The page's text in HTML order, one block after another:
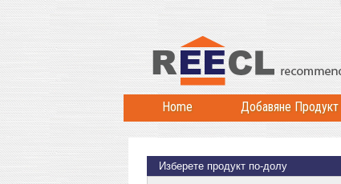
Home Добавяне Продукт
Изберете продукт по-долу